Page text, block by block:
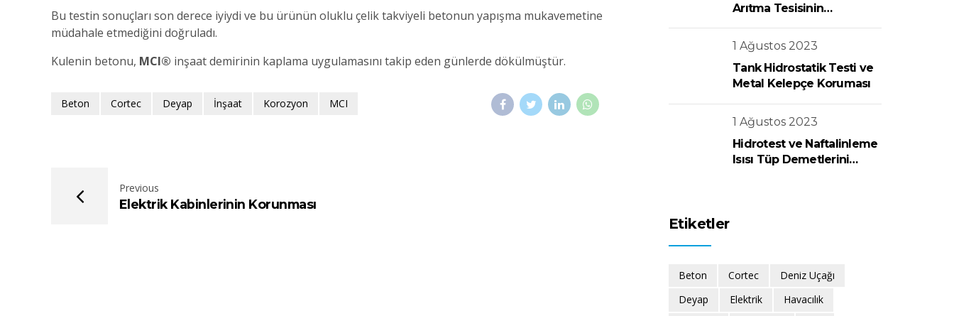
Bu testin sonuçları son derece iyiydi ve bu ürünün oluklu çelik takviyeli betonun yapışma mukavemetine
müdahale etmediğini doğruladı.
Kulenin betonu, MCI® inşaat demirinin kaplama uygulamasını takip eden günlerde dökülmüştür.
Beton Cortec Deyap İnşaat Korozyon MCI
Previous
Elektrik Kabinlerinin Korunması
Arıtma Tesisinin
1 Ağustos 2023
Tank Hidrostatik Testi ve
Metal Kelepçe Koruması
1 Ağustos 2023
Hidrotest ve Naftalinleme
Isısı Tüp Demetlerini
Etiketler
Beton Cortec
Deniz Uçağı
Deyap
Elektrik
Havacılık